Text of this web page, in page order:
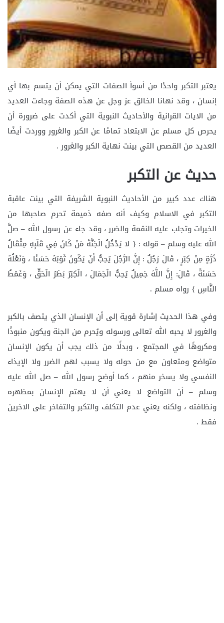
يعتبر التكبر واحدًا من أسوأ الصفات التي يمكن أن يتسم بها أي
إنسان ، وقد نهانا الخالق عز وجل عن هذه الصفة وجاءت العديد
من الايات القرانية والأحاديث النبوية التي أكدت على ضرورة أن
يحرص كل مسلم عن الابتعاد تمامًا عن الكبر والغرور ووردت أيضًا
العديد من القصص التي بينت نهاية الكبر والغرور .
حديث عن التكبر
هناك عدد كبير من الأحاديث النبوية الشريفة التي بينت عاقبة
التكبر في الاسلام وكيف أنه صفه ذميمة تحرم صاحبها من
الخيرات وتجلب عليه النقمة والضرر ، وقد جاء عن رسول الله – صلَّ
الله عليه وسلم – قوله : { لا يَدْخُلُ الْجَنَّةَ مَنْ كَانَ فِي قَلْبِهِ مِثْقَالُ
ذَرَّةٍ مِنْ كِبْرٍ ، قَالَ رَجُلٌ : إِنَّ الرَّجُلَ يُحِبُّ أَنْ يَكُونَ ثَوْبُهُ حَسَنًا ، وَنَعْلُهُ
حَسَنَةً ، قَالَ: إِنَّ اللَّهَ جَمِيلٌ يُحِبُّ الْجَمَالَ ، الْكِبْرُ بَطَرُ الْحَقِّ ، وَغَمْطُ
النَّاسِ } رواه مسلم .
وفي هذا الحديث إشارة قوية إلى أن الإنسان الذي يتصف بالكبر
والغرور لا يحبه الله تعالى ورسوله ويُحرم من الجنة ويكون منبوذًا
ومكروهًا في المجتمع ، وبدلًا من ذلك يجب أن يكون الإنسان
متواضع ومتعاون مع من حوله ولا يسبب لهم الضرر ولا الإيذاء
النفسي ولا يسخر منهم ، كما أوضح رسول الله – صل الله عليه
وسلم – أن التواضع لا يعني أن لا يهتم الإنسان بمظهره
ونظافته ، ولكنه يعني عدم التكلف والتكبر والتفاخر على الاخرين
فقط .